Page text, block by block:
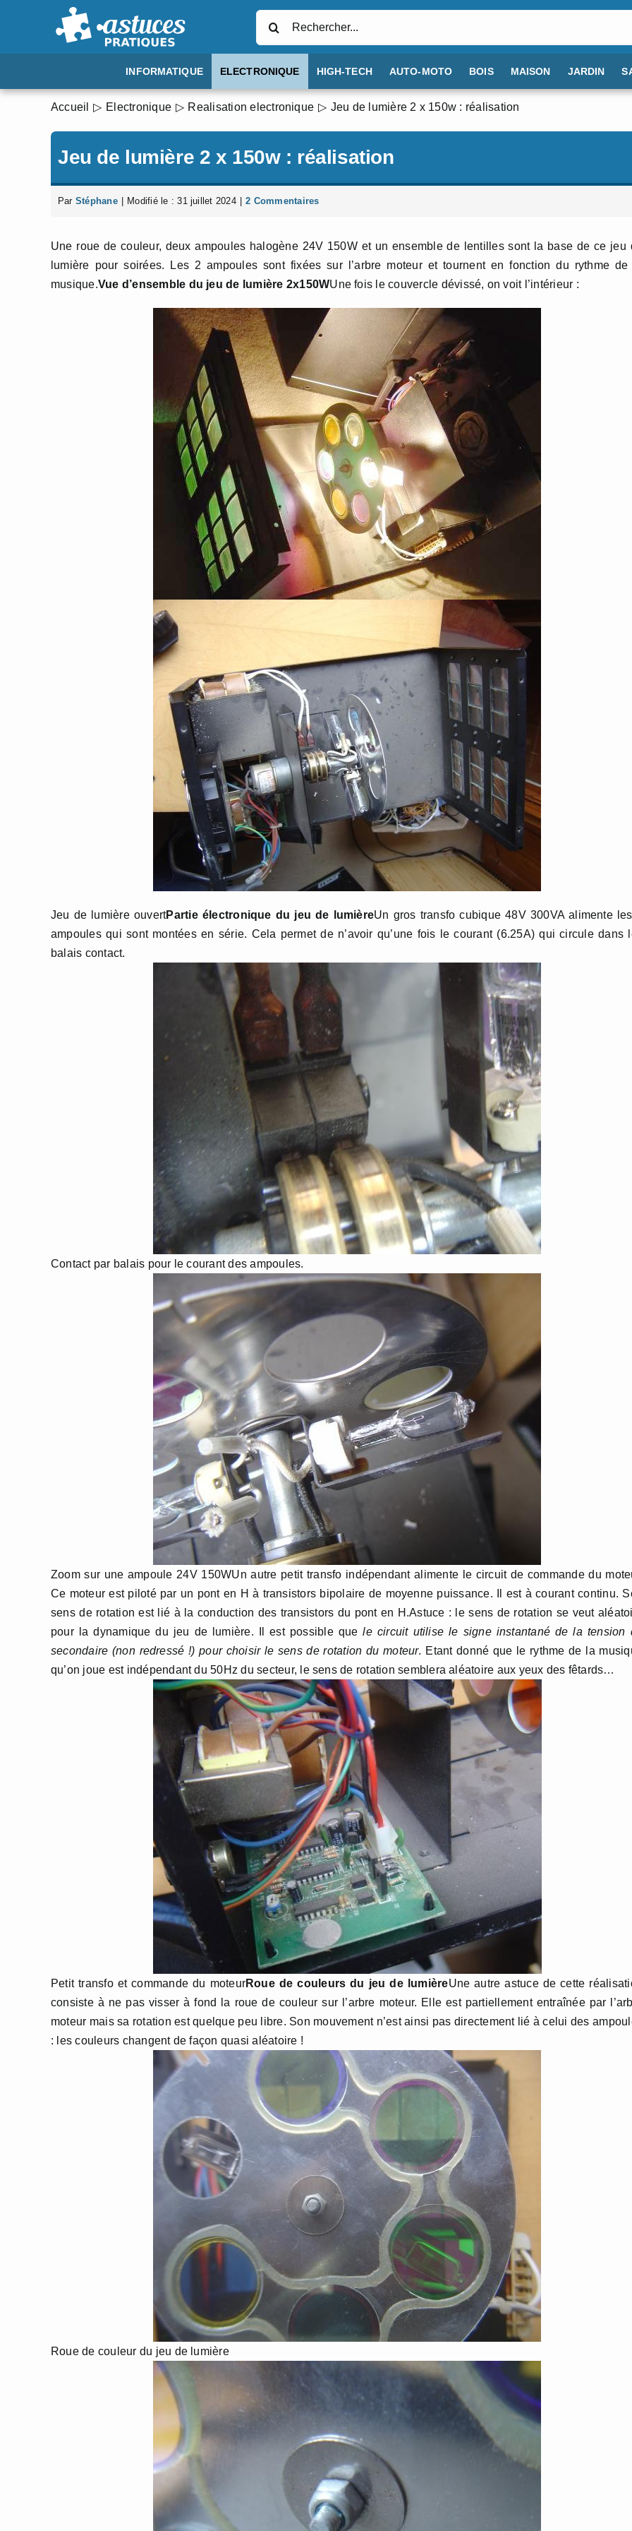
INFORMATIQUE ELECTRONIQUE HIGH-TECH AUTO-MOTO BOIS MAISON JARDIN
Accueil Electronique Realisation electronique Jeu de lumière 2 x 150w : réalisation
Jeu de lumière 2 x 150w : réalisation
Par Stéphane Modifié le : 31 juillet 2024 2 Commentaires
Une roue de couleur, deux ampoules halogène 24V 150W et un ensemble de lentilles sont la base de ce jeu
lumière pour soirées. Les 2 ampoules sont fixées sur l’arbre moteur et tournent en fonction du rythme
musique.Vue d’ensemble du jeu de lumière 2x150WUne fois le couvercle dévissé, on voit l’intérieur :
Jeu de lumière ouvertPartie électronique du jeu de lumièreUn gros transfo cubique 48V 300VA alimente
ampoules qui sont montées en série. Cela permet de n’avoir qu’une fois le courant (6.25A) qui circule dans
balais contact.
Contact par balais pour le courant des ampoules.
Zoom sur une ampoule 24V 150WUn autre petit transfo indépendant alimente le circuit de commande du
Ce moteur est piloté par un pont en H à transistors bipolaire de moyenne puissance. Il est à courant continu.
sens de rotation est lié à la conduction des transistors du pont en H.Astuce : le sens de rotation se veut
pour la dynamique du jeu de lumière. Il est possible quele circuit utilise le signe instantané de la tension
secondaire (non redressé !) pour choisir le sens de rotation du moteur. Etant donné que le rythme de la
qu’on joue est indépendant du 50Hz du secteur, le sens de rotation semblera aléatoire aux yeux des fêtards…
Petit transfo et commande du moteurRoue de couleurs du jeu de lumièreUne autre astuce de cette
consiste à ne pas visser à fond la roue de couleur sur l’arbre moteur. Elle est partiellement entraînée par
moteur mais sa rotation est quelque peu libre. Son mouvement n’est ainsi pas directement lié à celui des
: les couleurs changent de façon quasi aléatoire !
Roue de couleur du jeu de lumière